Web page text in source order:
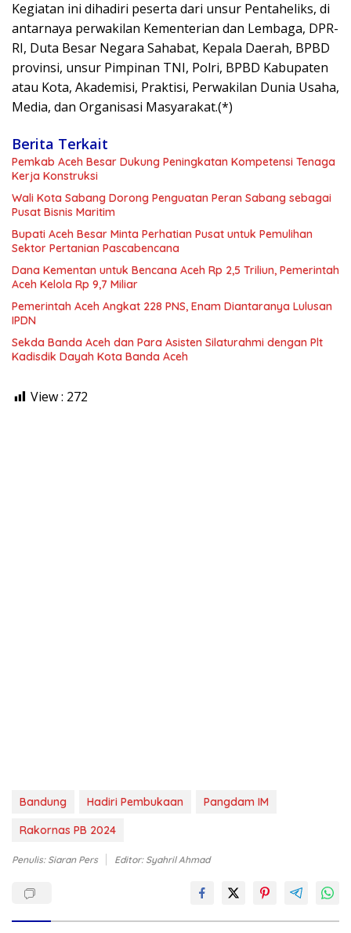
Kegiatan ini dihadiri peserta dari unsur Pentaheliks, di
antarnaya perwakilan Kementerian dan Lembaga, DPR-
RI, Duta Besar Negara Sahabat, Kepala Daerah, BPBD
provinsi, unsur Pimpinan TNI, Polri, BPBD Kabupaten
atau Kota, Akademisi, Praktisi, Perwakilan Dunia Usaha,
Media, dan Organisasi Masyarakat.(*)
Berita Terkait
Pemkab Aceh Besar Dukung Peningkatan Kompetensi Tenaga
Kerja Konstruksi
Wali Kota Sabang Dorong Penguatan Peran Sabang sebagai
Pusat Bisnis Maritim
Bupati Aceh Besar Minta Perhatian Pusat untuk Pemulihan
Sektor Pertanian Pascabencana
Dana Kementan untuk Bencana Aceh Rp 2,5 Triliun, Pemerintah
Aceh Kelola Rp 9,7 Miliar
Pemerintah Aceh Angkat 228 PNS, Enam Diantaranya Lulusan
IPDN
Sekda Banda Aceh dan Para Asisten Silaturahmi dengan Plt
Kadisdik Dayah Kota Banda Aceh
View : 272
Bandung Hadiri Pembukaan
Pangdam IM
Rakornas PB 2024
Penulis: Siaran Pers Editor: Syahril Ahmad